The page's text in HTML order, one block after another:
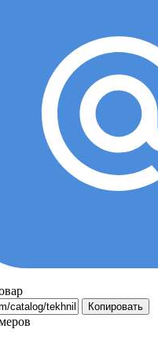
Копировать